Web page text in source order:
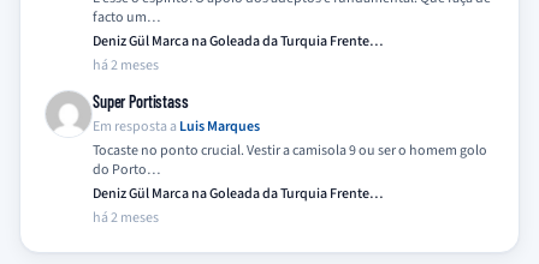
facto um…
Deniz Gül Marca na Goleada da Turquia Frente…
há 2 meses
Super Portistass
Em resposta a Luis Marques
Tocaste no ponto crucial. Vestir a camisola 9 ou ser o homem golo
do Porto…
Deniz Gül Marca na Goleada da Turquia Frente…
há 2 meses